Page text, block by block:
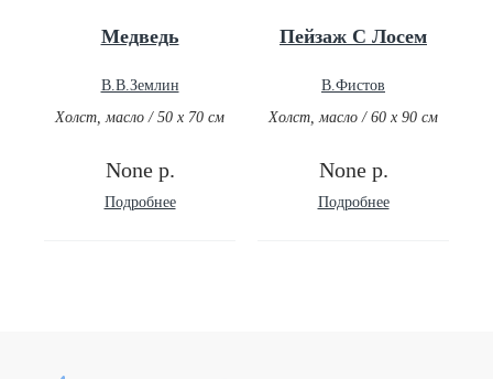
Медведь
В.В.Землин
Холст, масло / 50 х 70 см
None р.
Подробнее
Пейзаж С Лосем
В.Фистов
Холст, масло / 60 х 90 см
None р.
Подробнее